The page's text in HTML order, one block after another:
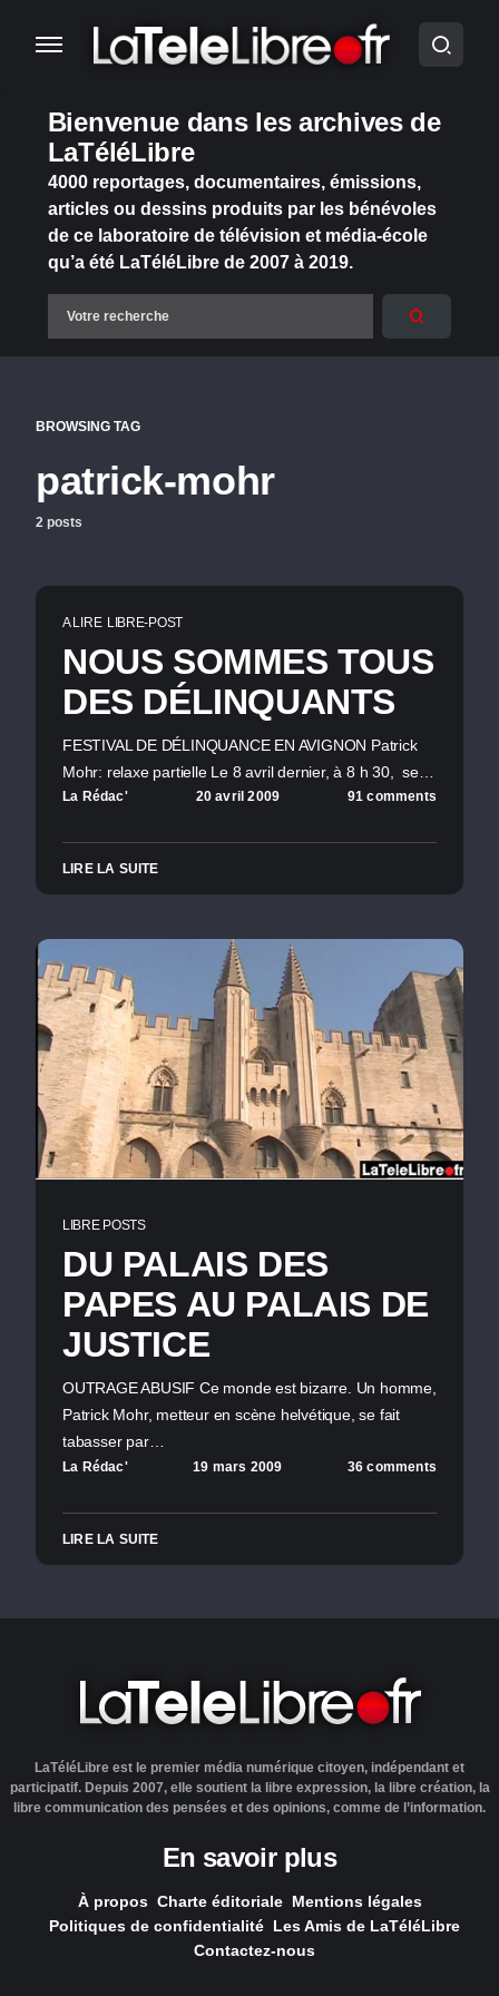
Bienvenue dans les archives de
LaTéléLibre
4000 reportages, documentaires, émissions,
articles ou dessins produits par les bénévoles
de ce laboratoire de télévision et média-école
qu’a été LaTéléLibre de 2007 à 2019.
BROWSING TAG
patrick-mohr
2 posts
A LIRE LIBRE-POST
NOUS SOMMES TOUS
DES DÉLINQUANTS
FESTIVAL DE DÉLINQUANCE EN AVIGNON Patrick
Mohr: relaxe partielle Le 8 avril dernier, à 8 h 30, se…
La Rédac' 20 avril 2009 91 comments
LIRE LA SUITE
LIBRE POSTS
DU PALAIS DES
PAPES AU PALAIS DE
JUSTICE
OUTRAGE ABUSIF Ce monde est bizarre. Un homme,
Patrick Mohr, metteur en scène helvétique, se fait
tabasser par…
La Rédac' 19 mars 2009 36 comments
LIRE LA SUITE
LaTéléLibre est le premier média numérique citoyen, indépendant et
participatif. Depuis 2007, elle soutient la libre expression, la libre création, la
libre communication des pensées et des opinions, comme de l’information.
En savoir plus
À propos Charte éditoriale Mentions légales
Politiques de confidentialité Les Amis de LaTéléLibre
Contactez-nous